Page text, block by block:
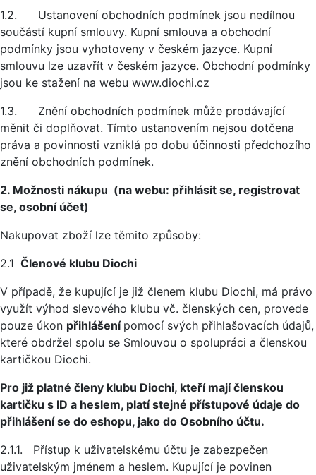
1.2. Ustanovení obchodních podmínek jsou nedílnou
součástí kupní smlouvy. Kupní smlouva a obchodní
podmínky jsou vyhotoveny v českém jazyce. Kupní
smlouvu lze uzavřít v českém jazyce. Obchodní podmínky
jsou ke stažení na webu www.diochi.cz
1.3. Znění obchodních podmínek může prodávající
měnit či doplňovat. Tímto ustanovením nejsou dotčena
práva a povinnosti vzniklá po dobu účinnosti předchozího
znění obchodních podmínek.
2. Možnosti nákupu (na webu: přihlásit se, registrovat
se, osobní účet)
Nakupovat zboží lze těmito způsoby:
2.1 Členové klubu Diochi
V případě, že kupující je již členem klubu Diochi, má právo
využít výhod slevového klubu vč. členských cen, provede
pouze úkon přihlášení pomocí svých přihlašovacích údajů,
které obdržel spolu se Smlouvou o spolupráci a členskou
kartičkou Diochi.
Pro již platné členy klubu Diochi, kteří mají členskou
kartičku s ID a heslem, platí stejné přístupové údaje do
přihlášení se do eshopu, jako do Osobního účtu.
2.1.1. Přístup k uživatelskému účtu je zabezpečen
uživatelským jménem a heslem. Kupující je povinen